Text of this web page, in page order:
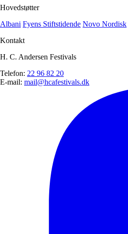
Hovedstøtter
Albani Fyens Stiftstidende Novo Nordisk
Kontakt
H. C. Andersen Festivals
Telefon: 22 96 82 20
E-mail: mail@hcafestivals.dk